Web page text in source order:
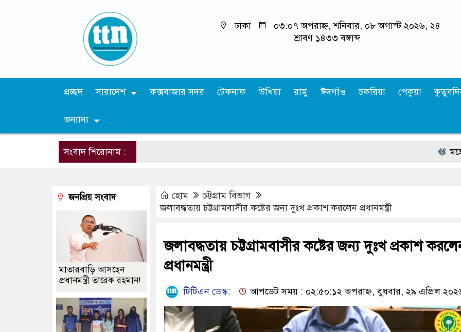
ঢাকা
০৩:০৭ অপরাহ্ন, শনিবার, ০৮ অগাস্ট ২০২৬, ২৪
শ্রাবণ ১৪৩৩ বঙ্গাব্দ
প্রচ্ছদ সারাদেশ কক্সবাজার সদর টেকনাফ উখিয়া রামু ঈদগাঁও চকরিয়া পেকুয়া
অন্যান্য
সংবাদ শিরোনাম :
হোম
চট্টগ্রাম বিভাগ
জলাবদ্ধতায় চট্টগ্রামবাসীর কষ্টের জন্য দুঃখ প্রকাশ করলেন প্রধানমন্ত্রী
জলাবদ্ধতায় চট্টগ্রামবাসীর কষ্টের জন্য দুঃখ প্রকাশ
প্রধানমন্ত্রী
টিটিএন ডেস্ক: আপডেট সময় : ০২:৫০:১২ অপরাহ্ন, বুধবার, ২৯ এপ্রিল
জনপ্রিয় সংবাদ
মাতারবাড়ি আসছেন
প্রধানমন্ত্রী তারেক রহমান!